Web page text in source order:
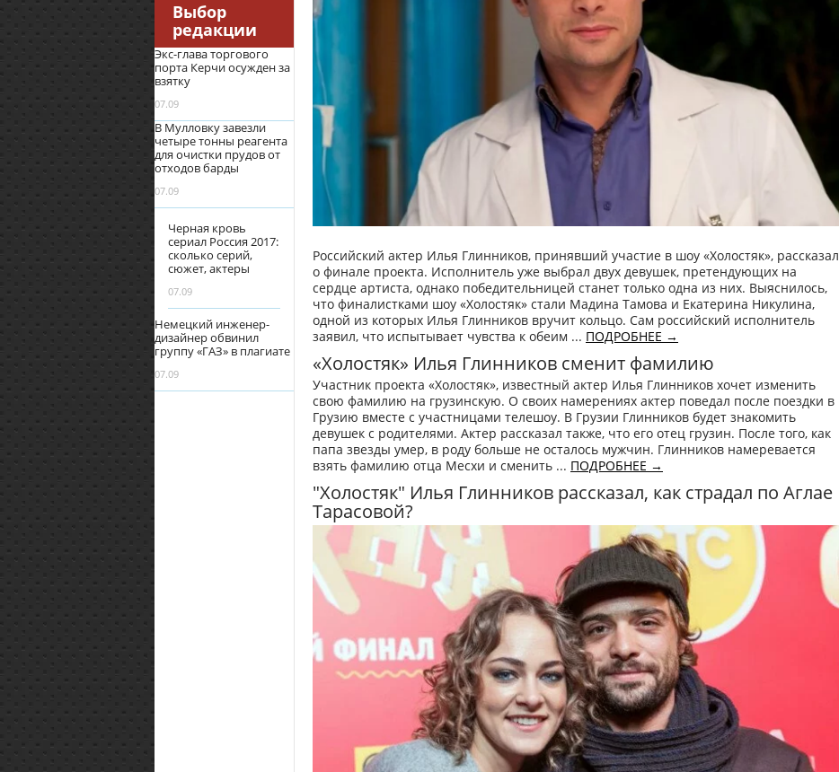
Выбор
редакции
Экс-глава торгового
порта Керчи осужден за
взятку
07.09
В Мулловку завезли
четыре тонны реагента
для очистки прудов от
отходов барды
07.09
Черная кровь
сериал Россия 2017:
сколько серий,
сюжет, актеры
07.09
Немецкий инженер-
дизайнер обвинил
группу «ГАЗ» в плагиате
07.09
Российский актер Илья Глинников, принявший участие в шоу «Холостяк», рассказал
о финале проекта. Исполнитель уже выбрал двух девушек, претендующих на
сердце артиста, однако победительницей станет только одна из них. Выяснилось,
что финалистками шоу «Холостяк» стали Мадина Тамова и Екатерина Никулина,
одной из которых Илья Глинников вручит кольцо. Сам российский исполнитель
заявил, что испытывает чувства к обеим ... ПОДРОБНЕЕ →
«Холостяк» Илья Глинников сменит фамилию
Участник проекта «Холостяк», известный актер Илья Глинников хочет изменить
свою фамилию на грузинскую. О своих намерениях актер поведал после поездки в
Грузию вместе с участницами телешоу. В Грузии Глинников будет знакомить
девушек с родителями. Актер рассказал также, что его отец грузин. После того, как
папа звезды умер, в роду больше не осталось мужчин. Глинников намеревается
взять фамилию отца Месхи и сменить ... ПОДРОБНЕЕ →
"Холостяк" Илья Глинников рассказал, как страдал по Аглае
Тарасовой?